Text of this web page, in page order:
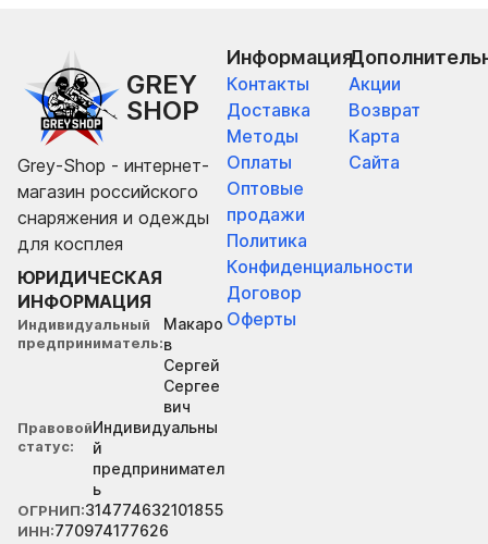
GREY
SHOP
Grey-Shop - интернет-
магазин российского
снаряжения и одежды
для косплея
ЮРИДИЧЕСКАЯ
ИНФОРМАЦИЯ
Индивидуальный
предприниматель
Макаро
в
Сергей
Сергее
вич
Правовой
статус
Индивидуальны
й
предпринимател
ь
ОГРНИП 314774632101855
ИНН 770974177626
Информация
Контакты
Доставка
Методы
Оплаты
Оптовые
продажи
Политика
Конфиденциальности
Договор
Оферты
Акции
Возврат
Карта
Сайта